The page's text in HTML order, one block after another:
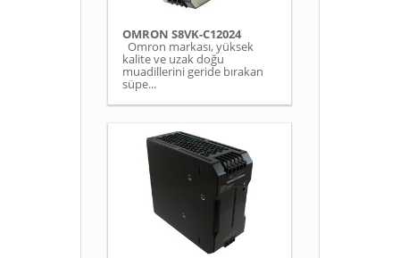
OMRON S8VK-C12024
Omron markası, yüksek
kalite ve uzak doğu
muadillerini geride bırakan
süpe...